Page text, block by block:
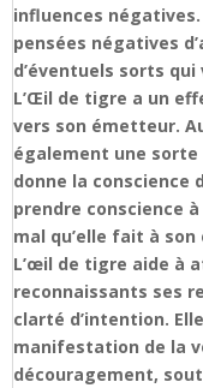
influences
pensées négatives
d’éventuels sorts
L’Œil de tigre a un
vers son émetteur.
également une sorte
donne la conscience
prendre conscience
mal qu’elle fait à
L’œil de tigre aide à
reconnaissants ses
clarté d’intention.
manifestation de la
découragement,